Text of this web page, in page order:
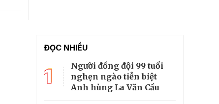
ĐỌC NHIỀU
1
Người đồng đội 99 tuổi
nghẹn ngào tiễn biệt
Anh hùng La Văn Cầu